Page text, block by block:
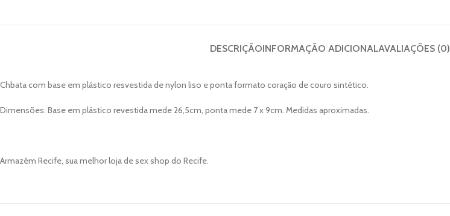
DESCRIÇÃOINFORMAÇÃO ADICIONALAVALIAÇÕES (0)
Chbata com base em plástico resvestida de nylon liso e ponta formato coração de couro sintético.
Dimensões: Base em plástico revestida mede 26,5cm, ponta mede 7 x 9cm. Medidas aproximadas.
Armazém Recife, sua melhor loja de sex shop do Recife.